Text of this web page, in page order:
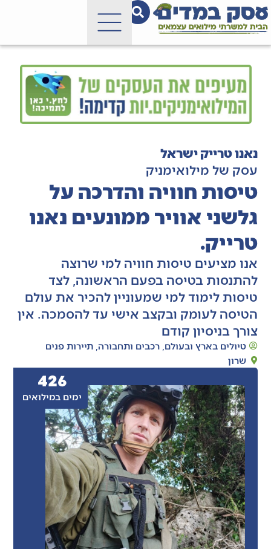
נאנו טרייק ישראל
עסק של מילואימניק
טיסות חוויה והדרכה על
גלשני אוויר ממונעים נאנו
טרייק.
אנו מציעים טיסות חוויה למי שרוצה
להתנסות בטיסה בפעם הראשונה, לצד
טיסות לימוד למי שמעוניין להכיר את עולם
הטיסה לעומק ובקצב אישי עד להסמכה. אין
צורך בניסיון קודם
טיולים בארץ ובעולם ,רכבים ותחבורה ,תיירות פנים
שרון
ימים במילואים
426